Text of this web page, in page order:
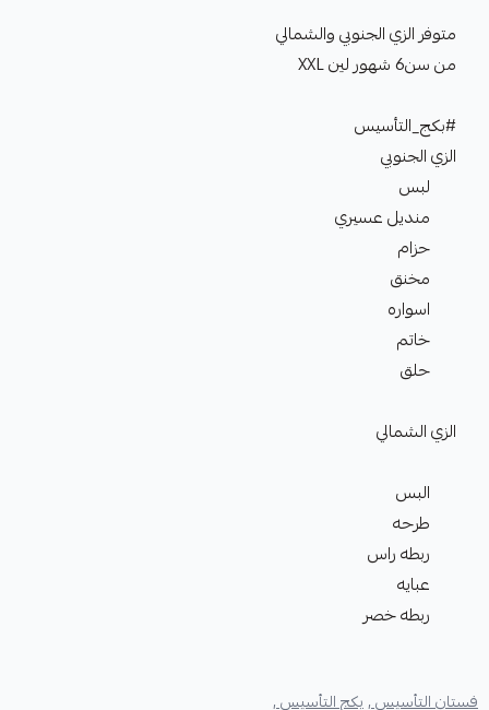
متوفر الزي الجنوبي والشمالي
من سن6 شهور لين XXL
#بكج_التأسيس
الزي الجنوبي
لبس
منديل عسيري
حزام
مخنق
اسواره
خاتم
حلق
الزي الشمالي
البس
طرحه
ربطه راس
عبايه
ربطه خصر
فستان التأسيس ,بكج التأسيس ,